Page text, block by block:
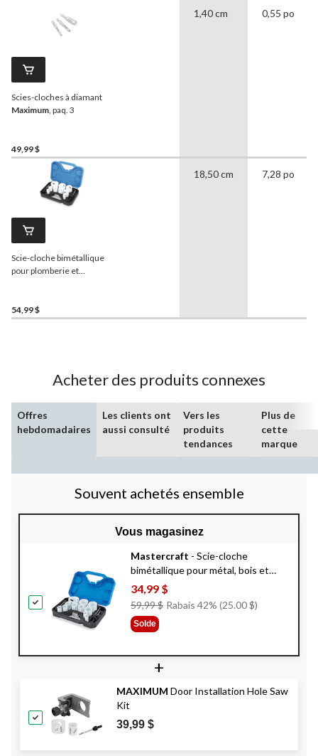
Scies-cloches à diamant
Maximum, paq. 3
49,99 $
1,40 cm 0,55 po
Scie-cloche bimétallique
pour plomberie et
paq. 13
54,99 $
18,50 cm 7,28 po
Acheter des produits connexes
Offres
hebdomadaires
Les clients ont
aussi consulté
Vers les
produits
tendances
Plus de
cette
marque
Souvent achetés ensemble
Vous magasinez
Mastercraft - Scie-cloche
bimétallique pour métal, bois et
plastique, 17 pce
34,99 $
59,99 $ Prix
Rabais 42% (25.00 $)
Solde
+
MAXIMUM Door Installation Hole Saw
Kit
39,99 $